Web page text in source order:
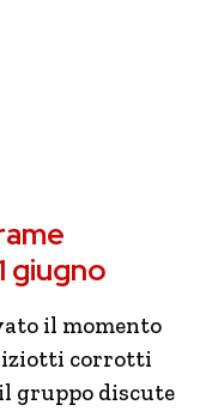
giugno
il momento
corrotti
il gruppo discute